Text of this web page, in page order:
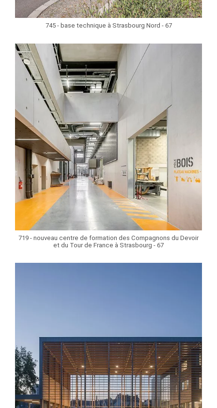
745 - base technique à Strasbourg Nord - 67
719 - nouveau centre de formation des Compagnons du Devoir
et du Tour de France à Strasbourg - 67